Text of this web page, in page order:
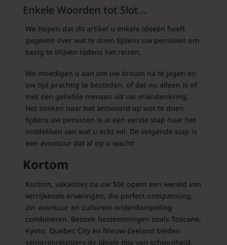
Enkele Woorden tot Slot…
We hopen dat dit artikel u enkele ideeën heeft
gegeven over wat te doen tijdens uw pensioen om
bezig te blijven tijdens het reizen.
We moedigen u aan om uw droom na te jagen en
uw tijd prachtig te besteden, of dat nu alleen is of
met een geliefde mensen uit uw vriendenkring.
Het zoeken naar het antwoord op wat te doen
tijdens uw pensioen is al een eerste stap naar het
ontdekken van wat u echt wil. De volgende stap is
een avontuur dat al op u wacht!
Kortom
Kortom, vakanties na uw 50e opent een wereld van
verrijkende ervaringen, die perfect ontspanning,
zin avontuur en culturele onderdompeling
combineren. Bezoek bestemmingen zoals Toscane,
Kyoto, Quebec City en Nieuw-Zeeland bieden
seniorenreizigers de ideale mix van schoonheid,